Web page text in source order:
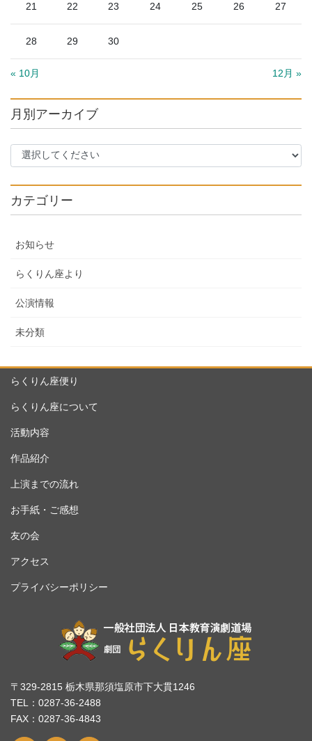
21 22 23 24 25 26 27
28 29 30
« 10月 12月 »
月別アーカイブ
カテゴリー
お知らせ
らくりん座より
公演情報
未分類
らくりん座便り
らくりん座について
活動内容
作品紹介
上演までの流れ
お手紙・ご感想
友の会
アクセス
プライバシーポリシー
〒329-2815 栃木県那須塩原市下大貫1246
TEL：0287-36-2488
FAX：0287-36-4843